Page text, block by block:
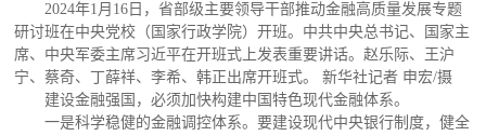
2024年1月16日，省部级主要领导干部推动金融高质量发展专题
研讨班在中央党校（国家行政学院）开班。中共中央总书记、国家主
席、中央军委主席习近平在开班式上发表重要讲话。赵乐际、王沪
宁、蔡奇、丁薛祥、李希、韩正出席开班式。 新华社记者 申宏/摄
建设金融强国，必须加快构建中国特色现代金融体系。
一是科学稳健的金融调控体系。要建设现代中央银行制度，健全